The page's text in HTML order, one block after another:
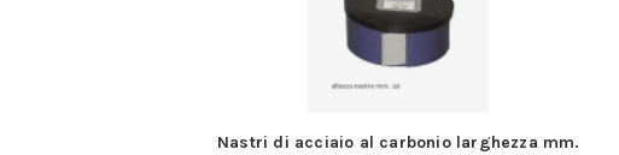
Nastri di acciaio al carbonio larghezza mm.